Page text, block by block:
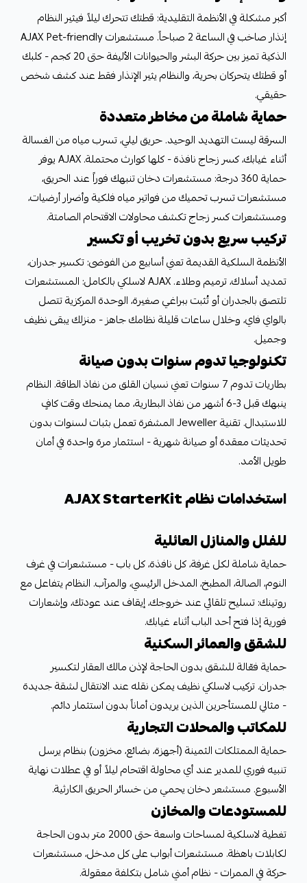
أكبر مشكلة في الأنظمة التقليدية: قطتك تتحرك ليلاً فيثير النظام
إنذار صاخب في الساعة 2 صباحاً. مستشعرات AJAX Pet-friendly
الذكية تميز بين حركة البشر والحيوانات الأليفة حتى 20 كجم - كلبك
أو قطتك يتحركان بحرية، والنظام يثير الإنذار فقط عند كشف شخص
حقيقي.
حماية شاملة من مخاطر متعددة
السرقة ليست التهديد الوحيد. حريق ليلي، تسرب مياه من الغسالة
أثناء غيابك، كسر زجاج نافذة - كلها كوارث محتملة. AJAX يوفر
حماية 360 درجة: مستشعرات دخان تنبهك فوراً عند الحريق،
مستشعرات تسرب تحميك من فواتير مياه فلكية وأضرار أرضيات،
ومستشعرات كسر زجاج تكشف محاولات الاقتحام الصامتة.
تركيب سريع بدون تخريب أو تكسير
الأنظمة السلكية القديمة تعني أسابيع من الفوضى: تكسير جدران،
تمديد أسلاك، ترميم وطلاء. AJAX لاسلكي بالكامل: المستشعرات
تلتصق بالجدران أو تُثبت ببراغي صغيرة، الوحدة المركزية تتصل
بالواي فاي، وخلال ساعات قليلة نظامك جاهز - منزلك يبقى نظيف
وجميل.
تكنولوجيا تدوم سنوات بدون صيانة
بطاريات تدوم 7 سنوات تعني نسيان القلق من نفاذ الطاقة. النظام
ينبهك قبل 3-6 أشهر من نفاذ البطارية، مما يمنحك وقت كافٍ
للاستبدال. تقنية Jeweller المشفرة تعمل بثبات لسنوات بدون
تحديثات معقدة أو صيانة شهرية - استثمار مرة واحدة في أمان
طويل الأمد.
استخدامات نظام AJAX StarterKit
للفلل والمنازل العائلية
حماية شاملة لكل غرفة، كل نافذة، كل باب - مستشعرات في غرف
النوم، الصالة، المطبخ، المدخل الرئيسي، والمرآب. النظام يتفاعل مع
روتينك: تسليح تلقائي عند خروجك، إيقاف عند عودتك، وإشعارات
فورية إذا فتح أحد الباب أثناء غيابك.
للشقق والعمائر السكنية
حماية فعّالة للشقق بدون الحاجة لإذن مالك العقار لتكسير
جدران. تركيب لاسلكي نظيف يمكن نقله عند الانتقال لشقة جديدة
- مثالي للمستأجرين الذين يريدون أماناً بدون استثمار دائم.
للمكاتب والمحلات التجارية
حماية الممتلكات الثمينة (أجهزة، بضائع، مخزون) بنظام يرسل
تنبيه فوري للمدير عند أي محاولة اقتحام ليلاً أو في عطلات نهاية
الأسبوع. مستشعر دخان يحمي من خسائر الحريق الكارثية.
للمستودعات والمخازن
تغطية لاسلكية لمساحات واسعة حتى 2000 متر بدون الحاجة
لكابلات باهظة. مستشعرات أبواب على كل مدخل، مستشعرات
حركة في الممرات - نظام أمني شامل بتكلفة معقولة.